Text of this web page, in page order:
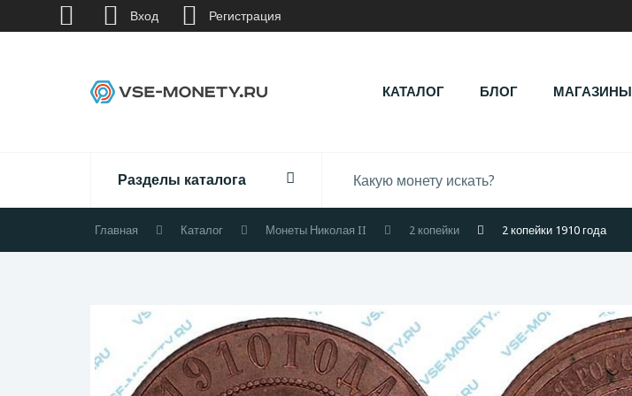
КАТАЛОГ БЛОГ МАГАЗИНЫ
Разделы каталога
Главная Каталог Монеты Николая II 2 копейки 2 копейки 1910 года
Вход Регистрация